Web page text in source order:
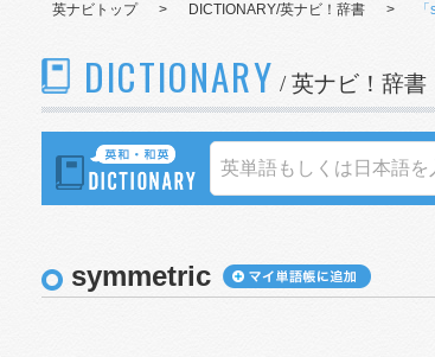
英ナビトップ > DICTIONARY/英ナビ！辞書 >
DICTIONARY / 英ナビ！辞書
symmetric